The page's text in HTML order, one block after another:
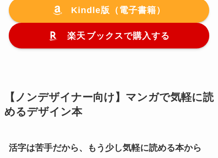
Kindle版（電子書籍）
楽天 ブックスで購入する
【ノンデザイナー向け】マンガで気軽に読
めるデザイン本
活字は苦手だから、もう少し気軽に読める本から